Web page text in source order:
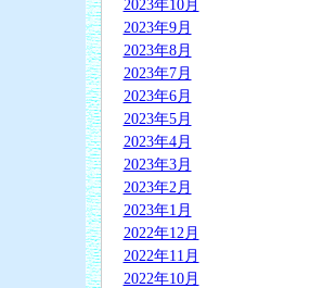
2023年10月
2023年9月
2023年8月
2023年7月
2023年6月
2023年5月
2023年4月
2023年3月
2023年2月
2023年1月
2022年12月
2022年11月
2022年10月